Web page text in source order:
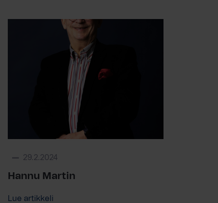
29.2.2024
Hannu Martin
Lue artikkeli